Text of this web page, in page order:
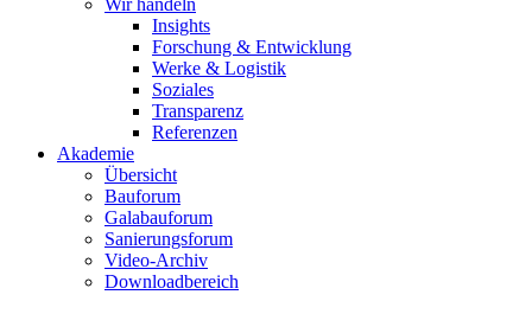
Wir handeln
Insights
Forschung & Entwicklung
Werke & Logistik
Soziales
Transparenz
Referenzen
Akademie
Übersicht
Bauforum
Galabauforum
Sanierungsforum
Video-Archiv
Downloadbereich